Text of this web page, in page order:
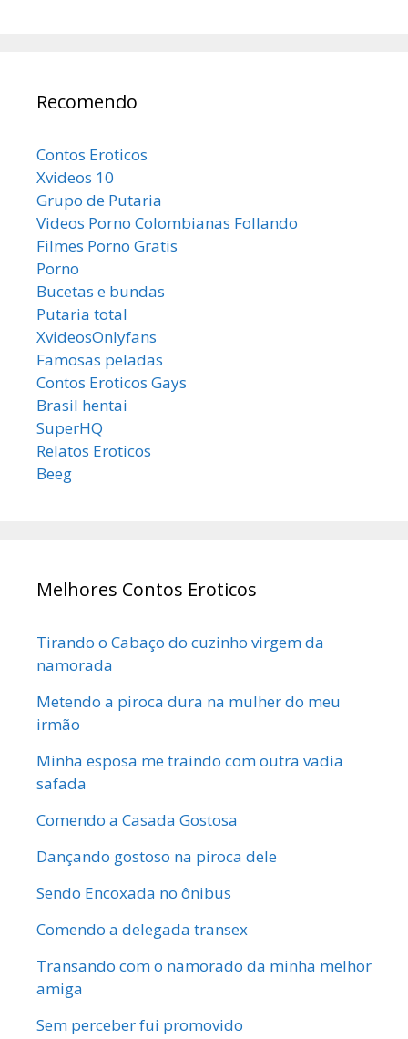
Recomendo
Contos Eroticos
Xvideos 10
Grupo de Putaria
Videos Porno Colombianas Follando
Filmes Porno Gratis
Porno
Bucetas e bundas
Putaria total
XvideosOnlyfans
Famosas peladas
Contos Eroticos Gays
Brasil hentai
SuperHQ
Relatos Eroticos
Beeg
Melhores Contos Eroticos
Tirando o Cabaço do cuzinho virgem da
namorada
Metendo a piroca dura na mulher do meu
irmão
Minha esposa me traindo com outra vadia
safada
Comendo a Casada Gostosa
Dançando gostoso na piroca dele
Sendo Encoxada no ônibus
Comendo a delegada transex
Transando com o namorado da minha melhor
amiga
Sem perceber fui promovido